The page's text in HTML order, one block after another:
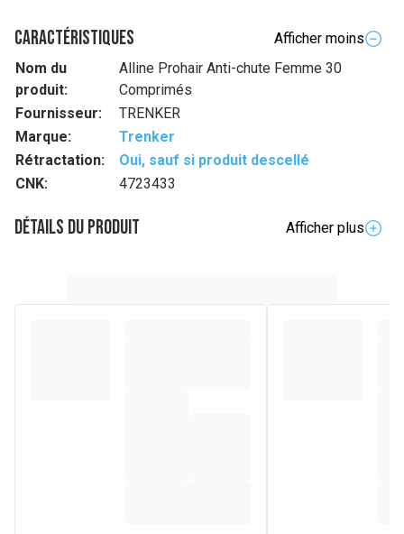
Caractéristiques
Afficher moins
Nom du
produit:
Alline Prohair Anti-chute Femme 30
Comprimés
Fournisseur:
TRENKER
Marque:
Trenker
Rétractation:
Oui, sauf si produit descellé
CNK:
4723433
Détails du produit
Afficher plus
interne. Pour conserver une belle peau et une chevelure